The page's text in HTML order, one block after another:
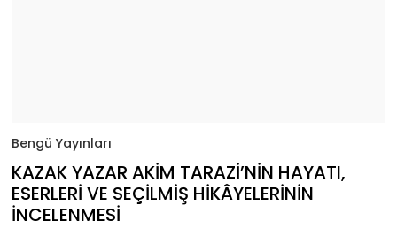
Bengü Yayınları
KAZAK YAZAR AKİM TARAZİ’NİN HAYATI,
ESERLERİ VE SEÇİLMİŞ HİKÂYELERİNİN
İNCELENMESİ